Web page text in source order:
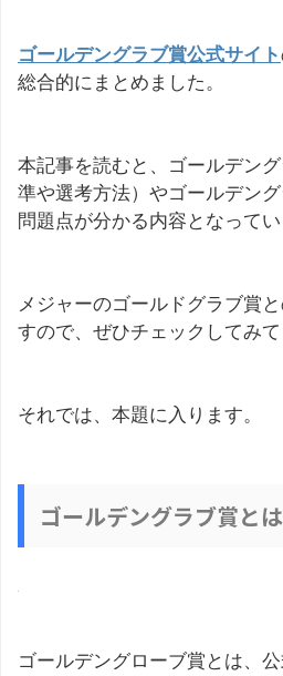
ゴールデングラブ賞公式サイト
総合的にまとめました。
本記事を読むと、ゴールデン
準や選考方法）やゴールデング
問題点が分かる内容となってい
メジャーのゴールドグラブ賞
すので、ぜひチェックしてみて
それでは、本題に入ります。
ゴールデングラブ賞とは
ゴールデングローブ賞とは、